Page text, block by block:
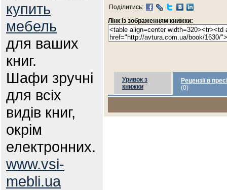
купить
мебель
для ваших
книг.
Шафи зручні
для всіх
видів книг,
окрім
електронних.
www.vsi-
mebli.ua
Поділитись:
Лінк із зображенням книжки:
Уривок з
книжки
Рецензії в пресі
(0)